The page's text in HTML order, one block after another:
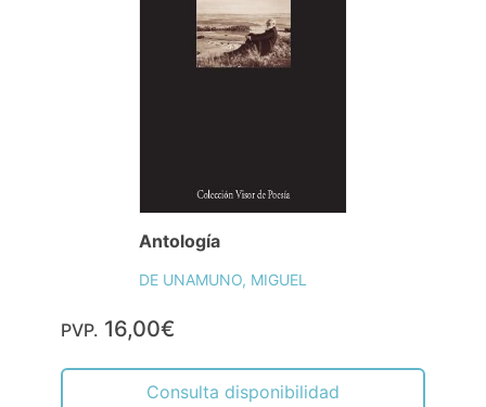
Antología
DE UNAMUNO, MIGUEL
PVP. 16,00€
Consulta disponibilidad